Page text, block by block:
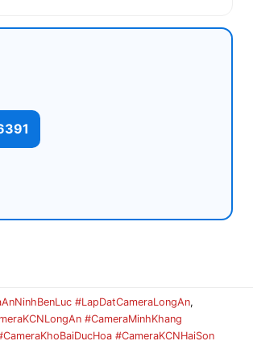
#LapDatCameraLongAn,
#CameraMinhKhang
#CameraKCNHaiSon